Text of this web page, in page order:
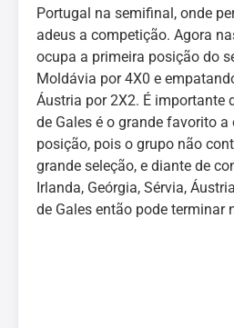
Portugal na semifinal, onde
adeus a competição. Agora
ocupa a primeira posição do
Moldávia por 4X0 e
Áustria por 2X2. É importante
de Gales é o grande favorito
posição, pois o grupo não
grande seleção, e diante de
Irlanda, Geórgia, Sérvia,
de Gales então pode terminar